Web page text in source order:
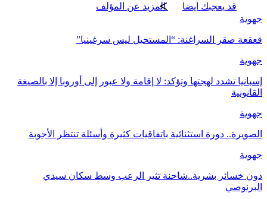
قد يعجبك ايضا
المزيد عن المؤلف
جهوية
قعقعة صقر السراغنة: “المستحيل ليس سرغينيا”
جهوية
إسبانيا تشدد لهجتها وتؤكد: لا إقامة ولا عبور إلى أوروبا إلا بالصيغة
القانونية
جهوية
الصويرة.. دورة استثنائية باتفاقيات كثيرة وأسئلة تنتظر الأجوبة
جهوية
دون خسائر بشرية..شاحنة تثير الرعب وسط سكان سيدي
البرنوصي